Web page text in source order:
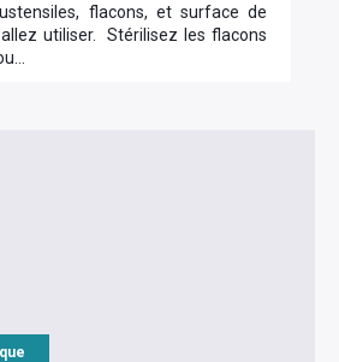
flacons, et surface de
utiliser. Stérilisez les flacons